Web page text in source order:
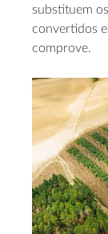
substituem
convertidos
comprove.